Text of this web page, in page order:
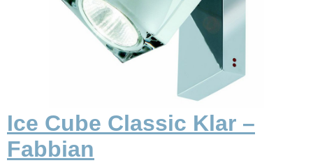
Ice Cube Classic Klar –
Fabbian